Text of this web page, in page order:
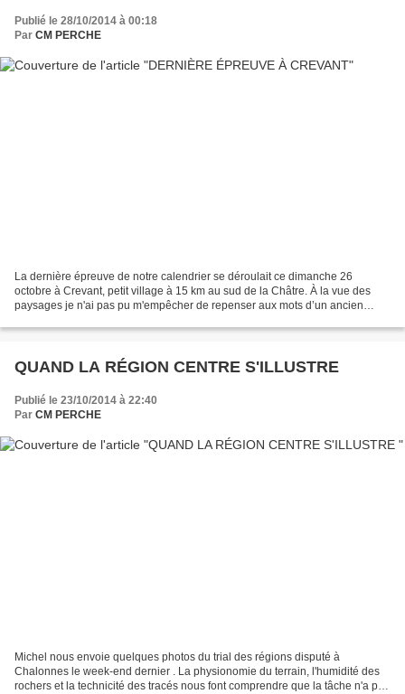
Publié le 28/10/2014 à 00:18
Par CM PERCHE
La dernière épreuve de notre calendrier se déroulait ce dimanche 26
octobre à Crevant, petit village à 15 km au sud de la Châtre. À la vue des
paysages je n'ai pas pu m'empêcher de repenser aux mots d’un ancien
QUAND LA RÉGION CENTRE S'ILLUSTRE
Publié le 23/10/2014 à 22:40
Par CM PERCHE
Michel nous envoie quelques photos du trial des régions disputé à
Chalonnes le week-end dernier . La physionomie du terrain, l'humidité des
rochers et la technicité des tracés nous font comprendre que la tâche n'a pas